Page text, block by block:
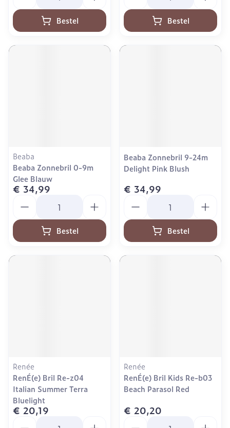
Bestel Bestel
Beaba
Beaba Zonnebril 0-9m
Glee Blauw
€ 34,99
Bestel
Beaba Zonnebril 9-24m
Delight Pink Blush
€ 34,99
Bestel
Renée
RenÉ(e) Bril Re-z04
Italian Summer Terra
Bluelight
€ 20,19
Renée
RenÉ(e) Bril Kids Re-b03
Beach Parasol Red
€ 20,20